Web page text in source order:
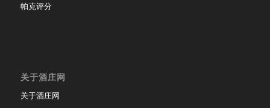
帕克评分
关于酒庄网
关于酒庄网